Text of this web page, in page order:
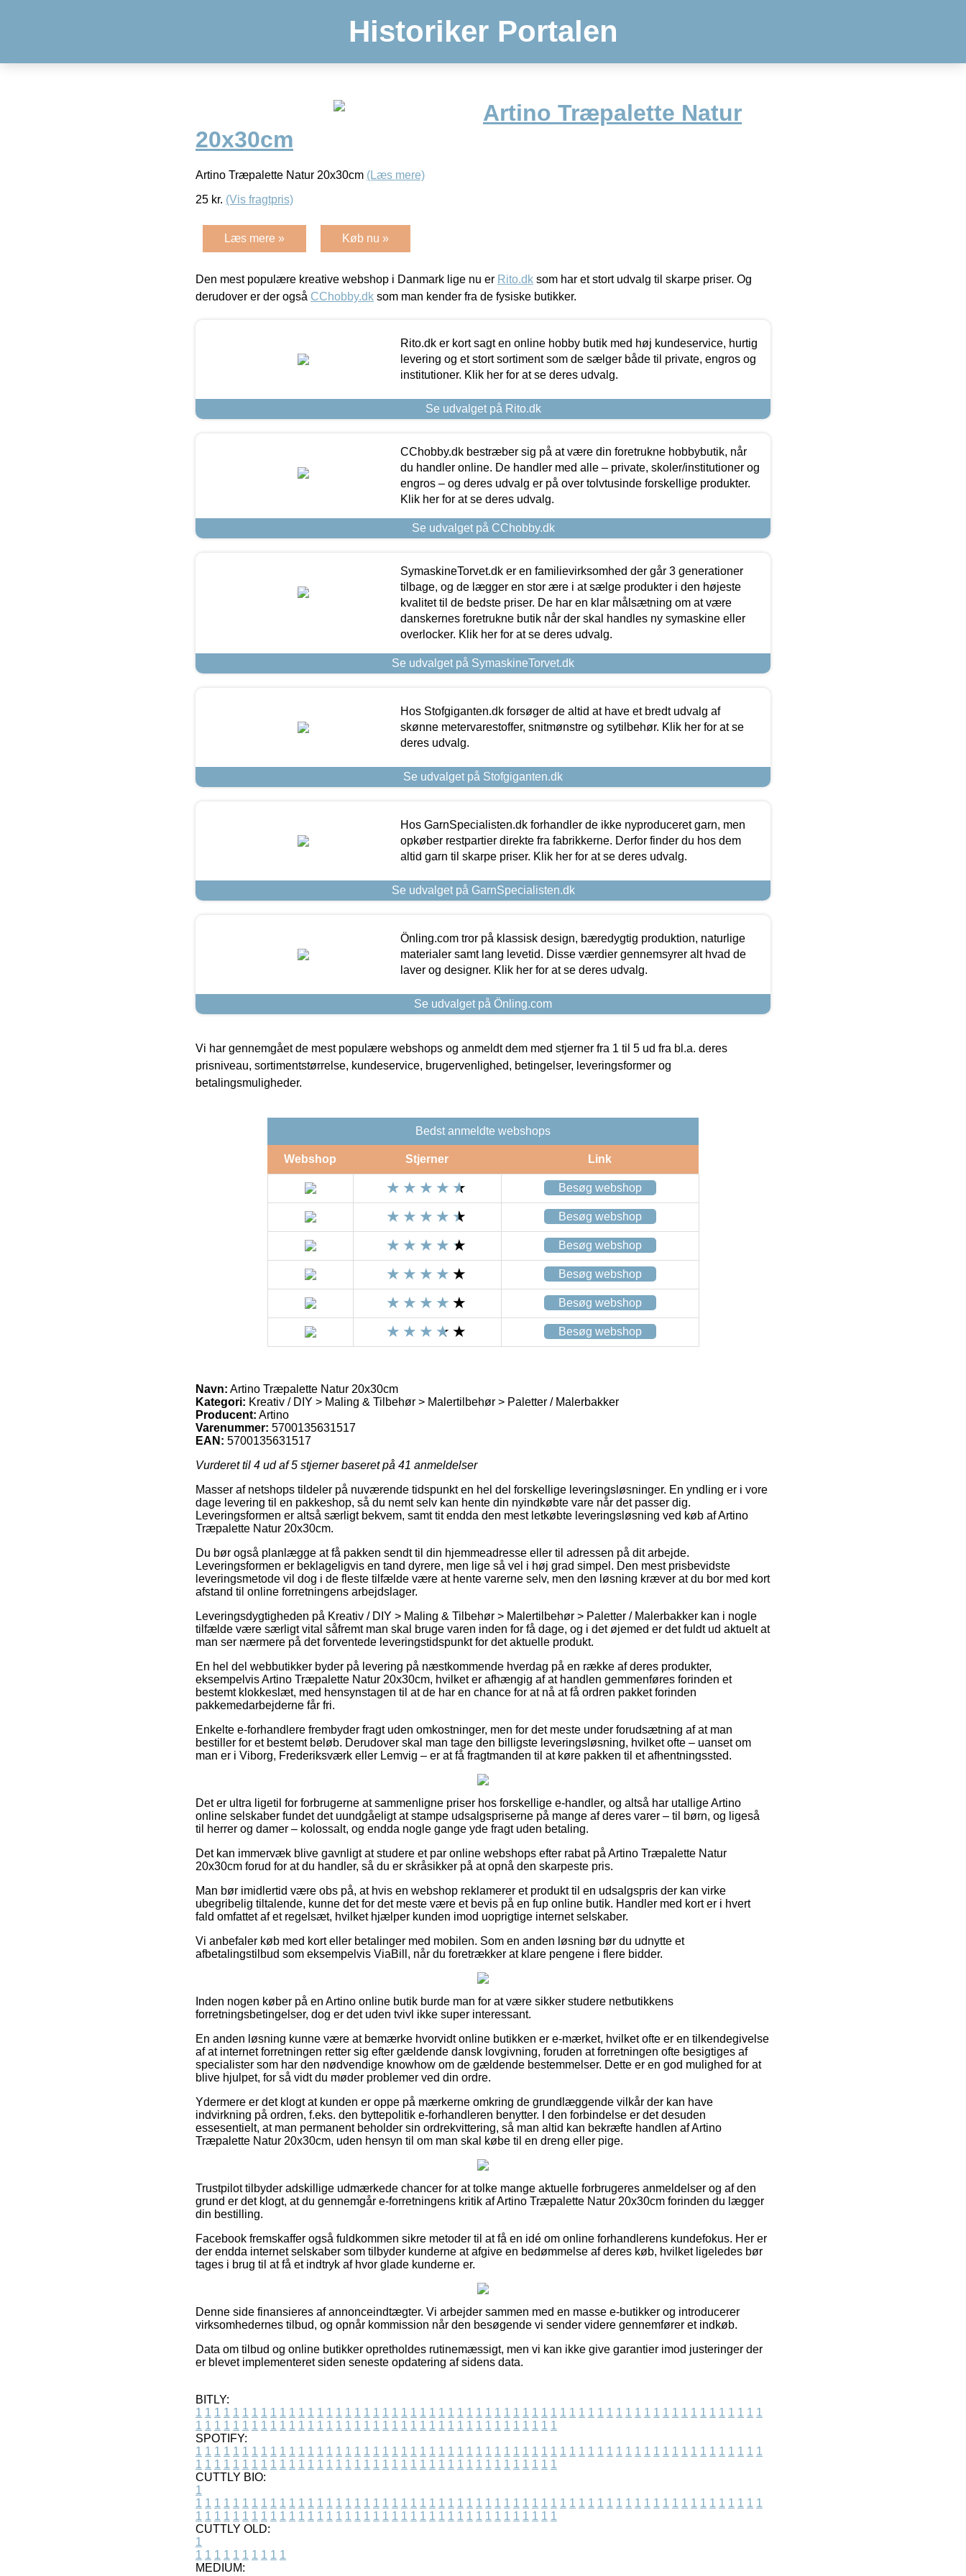
Historiker Portalen
Artino Træpalette Natur
20x30cm
Artino Træpalette Natur 20x30cm (Læs mere)
25 kr. (Vis fragtpris)
Læs mere » Køb nu »
Den mest populære kreative webshop i Danmark lige nu er Rito.dk som har et stort udvalg til skarpe priser. Og
derudover er der også CChobby.dk som man kender fra de fysiske butikker.
Rito.dk er kort sagt en online hobby butik med høj kundeservice, hurtig
levering og et stort sortiment som de sælger både til private, engros og
institutioner. Klik her for at se deres udvalg.
Se udvalget på Rito.dk
CChobby.dk bestræber sig på at være din foretrukne hobbybutik, når
du handler online. De handler med alle – private, skoler/institutioner og
engros – og deres udvalg er på over tolvtusinde forskellige produkter.
Klik her for at se deres udvalg.
Se udvalget på CChobby.dk
SymaskineTorvet.dk er en familievirksomhed der går 3 generationer
tilbage, og de lægger en stor ære i at sælge produkter i den højeste
kvalitet til de bedste priser. De har en klar målsætning om at være
danskernes foretrukne butik når der skal handles ny symaskine eller
overlocker. Klik her for at se deres udvalg.
Se udvalget på SymaskineTorvet.dk
Hos Stofgiganten.dk forsøger de altid at have et bredt udvalg af
skønne metervarestoffer, snitmønstre og sytilbehør. Klik her for at se
deres udvalg.
Se udvalget på Stofgiganten.dk
Hos GarnSpecialisten.dk forhandler de ikke nyproduceret garn, men
opkøber restpartier direkte fra fabrikkerne. Derfor finder du hos dem
altid garn til skarpe priser. Klik her for at se deres udvalg.
Se udvalget på GarnSpecialisten.dk
Önling.com tror på klassisk design, bæredygtig produktion, naturlige
materialer samt lang levetid. Disse værdier gennemsyrer alt hvad de
laver og designer. Klik her for at se deres udvalg.
Se udvalget på Önling.com
Vi har gennemgået de mest populære webshops og anmeldt dem med stjerner fra 1 til 5 ud fra bl.a. deres
prisniveau, sortimentstørrelse, kundeservice, brugervenlighed, betingelser, leveringsformer og
betalingsmuligheder.
Bedst anmeldte webshops
Webshop Stjerner Link
Besøg webshop
Besøg webshop
Besøg webshop
Besøg webshop
Besøg webshop
Besøg webshop
Navn: Artino Træpalette Natur 20x30cm
Kategori: Kreativ / DIY > Maling & Tilbehør > Malertilbehør > Paletter / Malerbakker
Producent: Artino
Varenummer: 5700135631517
EAN: 5700135631517
Vurderet til 4 ud af 5 stjerner baseret på 41 anmeldelser
Masser af netshops tildeler på nuværende tidspunkt en hel del forskellige leveringsløsninger. En yndling er i vore
dage levering til en pakkeshop, så du nemt selv kan hente din nyindkøbte vare når det passer dig.
Leveringsformen er altså særligt bekvem, samt tit endda den mest letkøbte leveringsløsning ved køb af Artino
Træpalette Natur 20x30cm.
Du bør også planlægge at få pakken sendt til din hjemmeadresse eller til adressen på dit arbejde.
Leveringsformen er beklageligvis en tand dyrere, men lige så vel i høj grad simpel. Den mest prisbevidste
leveringsmetode vil dog i de fleste tilfælde være at hente varerne selv, men den løsning kræver at du bor med kort
afstand til online forretningens arbejdslager.
Leveringsdygtigheden på Kreativ / DIY > Maling & Tilbehør > Malertilbehør > Paletter / Malerbakker kan i nogle
tilfælde være særligt vital såfremt man skal bruge varen inden for få dage, og i det øjemed er det fuldt ud aktuelt at
man ser nærmere på det forventede leveringstidspunkt for det aktuelle produkt.
En hel del webbutikker byder på levering på næstkommende hverdag på en række af deres produkter,
eksempelvis Artino Træpalette Natur 20x30cm, hvilket er afhængig af at handlen gemmenføres forinden et
bestemt klokkeslæt, med hensynstagen til at de har en chance for at nå at få ordren pakket forinden
pakkemedarbejderne får fri.
Enkelte e-forhandlere frembyder fragt uden omkostninger, men for det meste under forudsætning af at man
bestiller for et bestemt beløb. Derudover skal man tage den billigste leveringsløsning, hvilket ofte – uanset om
man er i Viborg, Frederiksværk eller Lemvig – er at få fragtmanden til at køre pakken til et afhentningssted.
Det er ultra ligetil for forbrugerne at sammenligne priser hos forskellige e-handler, og altså har utallige Artino
online selskaber fundet det uundgåeligt at stampe udsalgspriserne på mange af deres varer – til børn, og ligeså
til herrer og damer – kolossalt, og endda nogle gange yde fragt uden betaling.
Det kan immervæk blive gavnligt at studere et par online webshops efter rabat på Artino Træpalette Natur
20x30cm forud for at du handler, så du er skråsikker på at opnå den skarpeste pris.
Man bør imidlertid være obs på, at hvis en webshop reklamerer et produkt til en udsalgspris der kan virke
ubegribelig tiltalende, kunne det for det meste være et bevis på en fup online butik. Handler med kort er i hvert
fald omfattet af et regelsæt, hvilket hjælper kunden imod uoprigtige internet selskaber.
Vi anbefaler køb med kort eller betalinger med mobilen. Som en anden løsning bør du udnytte et
afbetalingstilbud som eksempelvis ViaBill, når du foretrækker at klare pengene i flere bidder.
Inden nogen køber på en Artino online butik burde man for at være sikker studere netbutikkens
forretningsbetingelser, dog er det uden tvivl ikke super interessant.
En anden løsning kunne være at bemærke hvorvidt online butikken er e-mærket, hvilket ofte er en tilkendegivelse
af at internet forretningen retter sig efter gældende dansk lovgivning, foruden at forretningen ofte besigtiges af
specialister som har den nødvendige knowhow om de gældende bestemmelser. Dette er en god mulighed for at
blive hjulpet, for så vidt du møder problemer ved din ordre.
Ydermere er det klogt at kunden er oppe på mærkerne omkring de grundlæggende vilkår der kan have
indvirkning på ordren, f.eks. den byttepolitik e-forhandleren benytter. I den forbindelse er det desuden
essesentielt, at man permanent beholder sin ordrekvittering, så man altid kan bekræfte handlen af Artino
Træpalette Natur 20x30cm, uden hensyn til om man skal købe til en dreng eller pige.
Trustpilot tilbyder adskillige udmærkede chancer for at tolke mange aktuelle forbrugeres anmeldelser og af den
grund er det klogt, at du gennemgår e-forretningens kritik af Artino Træpalette Natur 20x30cm forinden du lægger
din bestilling.
Facebook fremskaffer også fuldkommen sikre metoder til at få en idé om online forhandlerens kundefokus. Her er
der endda internet selskaber som tilbyder kunderne at afgive en bedømmelse af deres køb, hvilket ligeledes bør
tages i brug til at få et indtryk af hvor glade kunderne er.
Denne side finansieres af annonceindtægter. Vi arbejder sammen med en masse e-butikker og introducerer
virksomhedernes tilbud, og opnår kommission når den besøgende vi sender videre gennemfører et indkøb.
Data om tilbud og online butikker opretholdes rutinemæssigt, men vi kan ikke give garantier imod justeringer der
er blevet implementeret siden seneste opdatering af sidens data.
BITLY:
1 1 1 1 1 1 1 1 1 1 1 1 1 1 1 1 1 1 1 1 1 1 1 1 1 1 1 1 1 1 1 1 1 1 1 1 1 1 1 1 1 1 1 1 1 1 1 1 1 1 1 1 1 1 1 1 1 1 1 1 1
1 1 1 1 1 1 1 1 1 1 1 1 1 1 1 1 1 1 1 1 1 1 1 1 1 1 1 1 1 1 1 1 1 1 1 1 1 1 1
SPOTIFY:
1 1 1 1 1 1 1 1 1 1 1 1 1 1 1 1 1 1 1 1 1 1 1 1 1 1 1 1 1 1 1 1 1 1 1 1 1 1 1 1 1 1 1 1 1 1 1 1 1 1 1 1 1 1 1 1 1 1 1 1 1
1 1 1 1 1 1 1 1 1 1 1 1 1 1 1 1 1 1 1 1 1 1 1 1 1 1 1 1 1 1 1 1 1 1 1 1 1 1 1
CUTTLY BIO:
1
1 1 1 1 1 1 1 1 1 1 1 1 1 1 1 1 1 1 1 1 1 1 1 1 1 1 1 1 1 1 1 1 1 1 1 1 1 1 1 1 1 1 1 1 1 1 1 1 1 1 1 1 1 1 1 1 1 1 1 1 1
1 1 1 1 1 1 1 1 1 1 1 1 1 1 1 1 1 1 1 1 1 1 1 1 1 1 1 1 1 1 1 1 1 1 1 1 1 1 1
CUTTLY OLD:
1
1 1 1 1 1 1 1 1 1 1
MEDIUM: